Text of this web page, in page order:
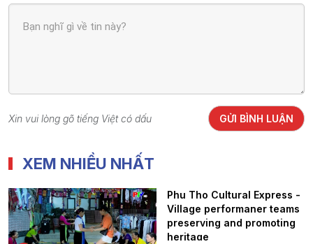
Xin vui lòng gõ tiếng Việt có dấu GỬI BÌNH LUẬN
XEM NHIỀU NHẤT
Phu Tho Cultural Express -
Village performaner teams
preserving and promoting
heritage